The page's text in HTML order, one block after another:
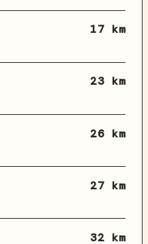
17 km
23 km
26 km
27 km
32 km